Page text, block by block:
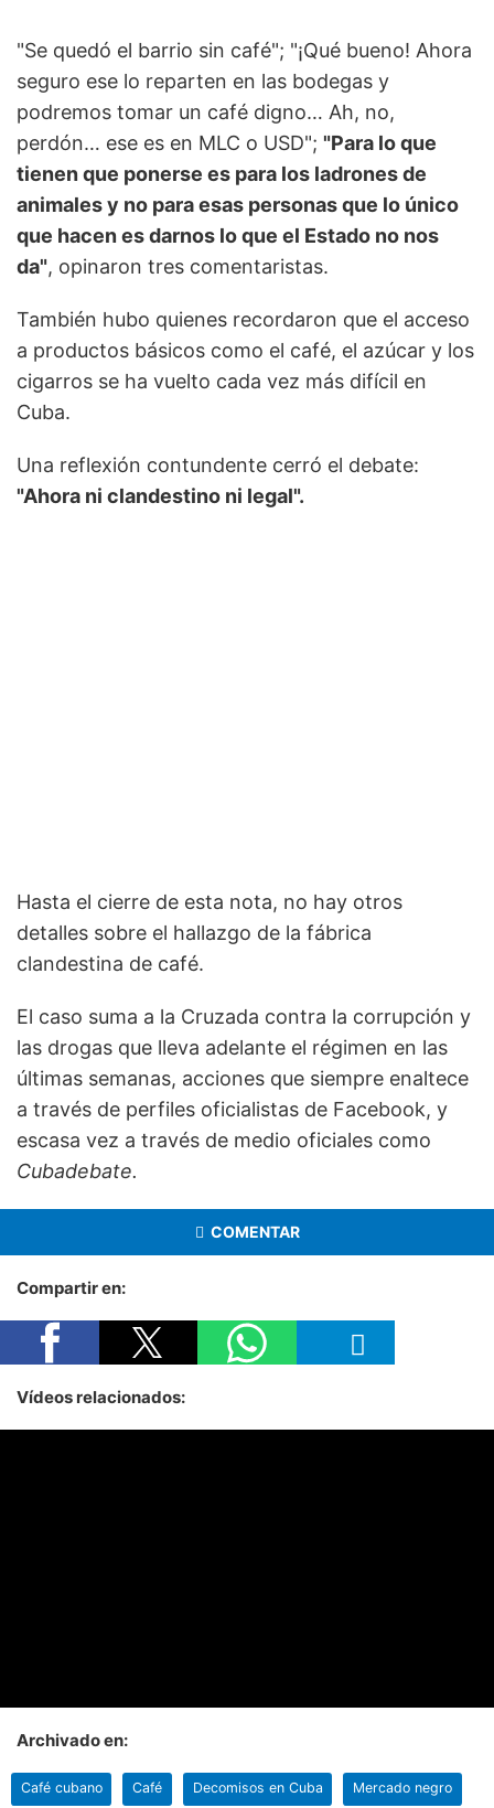
"Se quedó el barrio sin café"; "¡Qué bueno! Ahora
seguro ese lo reparten en las bodegas y
podremos tomar un café digno… Ah, no,
perdón… ese es en MLC o USD"; "Para lo que
tienen que ponerse es para los ladrones de
animales y no para esas personas que lo único
que hacen es darnos lo que el Estado no nos
da", opinaron tres comentaristas.
También hubo quienes recordaron que el acceso
a productos básicos como el café, el azúcar y los
cigarros se ha vuelto cada vez más difícil en
Cuba.
Una reflexión contundente cerró el debate:
"Ahora ni clandestino ni legal".
Hasta el cierre de esta nota, no hay otros
detalles sobre el hallazgo de la fábrica
clandestina de café.
El caso suma a la Cruzada contra la corrupción y
las drogas que lleva adelante el régimen en las
últimas semanas, acciones que siempre enaltece
a través de perfiles oficialistas de Facebook, y
escasa vez a través de medio oficiales como
Cubadebate.
COMENTAR
Compartir en:
Vídeos relacionados:
Archivado en:
Café cubano Café Decomisos en Cuba Mercado negro